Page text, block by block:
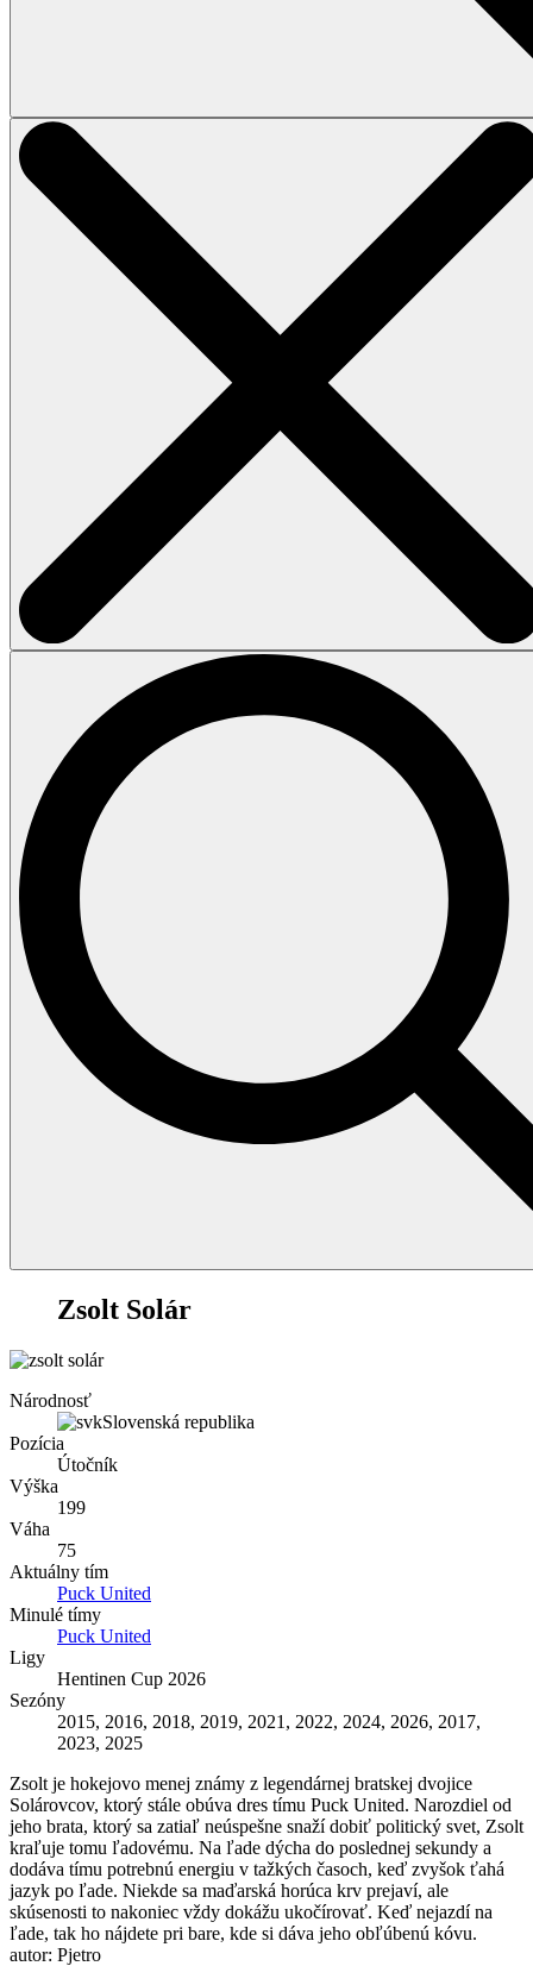
Zsolt Solár
Národnosť
Slovenská republika
Pozícia
Útočník
Výška
199
Váha
75
Aktuálny tím
Puck United
Minulé tímy
Puck United
Ligy
Hentinen Cup 2026
Sezóny
2015, 2016, 2018, 2019, 2021, 2022, 2024, 2026, 2017,
2023, 2025
Zsolt je hokejovo menej známy z legendárnej bratskej dvojice
Solárovcov, ktorý stále obúva dres tímu Puck United. Narozdiel od
jeho brata, ktorý sa zatiaľ neúspešne snaží dobiť politický svet, Zsolt
kraľuje tomu ľadovému. Na ľade dýcha do poslednej sekundy a
dodáva tímu potrebnú energiu v tažkých časoch, keď zvyšok ťahá
jazyk po ľade. Niekde sa maďarská horúca krv prejaví, ale
skúsenosti to nakoniec vždy dokážu ukočírovať. Keď nejazdí na
ľade, tak ho nájdete pri bare, kde si dáva jeho obľúbenú kóvu.
autor: Pjetro